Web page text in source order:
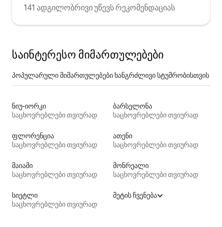
141 ადგილობრივი უწევს რეკომენდაციას
საინტერესო მიმართულებები
პოპულარული მიმართულებები ხანგრძლივი სტუმრობისთვის
ნიუ-იორკი
საცხოვრებლები თვიურად
ბარსელონა
საცხოვრებლები თვიურად
ფლორენცია
საცხოვრებლები თვიურად
ათენი
საცხოვრებლები თვიურად
მაიამი
საცხოვრებლები თვიურად
მონრეალი
საცხოვრებლები თვიურად
სიეტლი
საცხოვრებლები თვიურად
მეტის ჩვენება